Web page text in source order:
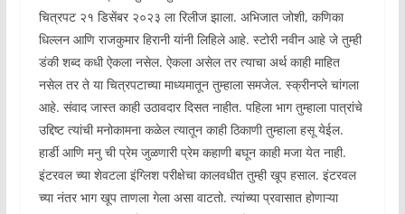
चित्रपट २१ डिसेंबर २०२३ ला रिलीज झाला. अभिजात जोशी, कणिका
धिल्लन आणि राजकुमार हिरानी यांनी लिहिले आहे. स्टोरी नवीन आहे जे तुम्ही
डंकी शब्द कधी ऐकला नसेल. ऐकला असेल तर त्याचा अर्थ काही माहित
नसेल तर ते या चित्रपटाच्या माध्यमातून तुम्हाला समजेल. स्क्रीनप्ले चांगला
आहे. संवाद जास्त काही उठावदार दिसत नाहीत. पहिला भाग तुम्हाला पात्रांचे
उद्दिष्ट त्यांची मनोकामना कळेल त्यातून काही ठिकाणी तुम्हाला हसू येईल.
हार्डी आणि मनु ची प्रेम जुळणारी प्रेम कहाणी बघून काही मजा येत नाही.
इंटरवल च्या शेवटला इंग्लिश परीक्षेचा कालवधीत तुम्ही खूप हसाल. इंटरवल
च्या नंतर भाग खूप ताणला गेला असा वाटतो. त्यांच्या प्रवासात होणाऱ्या